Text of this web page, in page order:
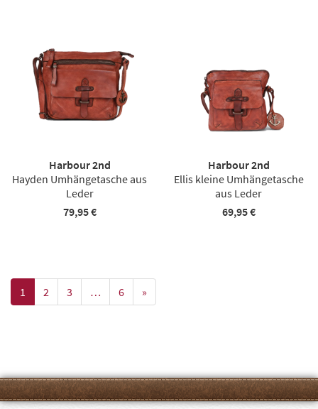
Harbour 2nd
Hayden Umhängetasche aus
Leder
79,95 €
Harbour 2nd
Ellis kleine Umhängetasche
aus Leder
69,95 €
1 2 3 … 6 »